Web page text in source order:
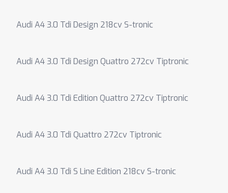
Audi A4 3.0 Tdi Design 218cv S-tronic
Audi A4 3.0 Tdi Design Quattro 272cv Tiptronic
Audi A4 3.0 Tdi Edition Quattro 272cv Tiptronic
Audi A4 3.0 Tdi Quattro 272cv Tiptronic
Audi A4 3.0 Tdi S Line Edition 218cv S-tronic